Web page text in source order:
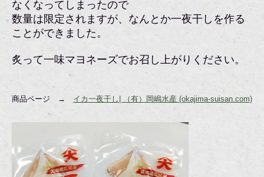
なくなってしまったので
数量は限定されますが、なんとか一夜干しを作る
ことができました。
炙って一味マヨネーズでお召し上がりください。
商品ページ → イカ一夜干し| （有）岡嶋水産 (okajima-suisan.com)